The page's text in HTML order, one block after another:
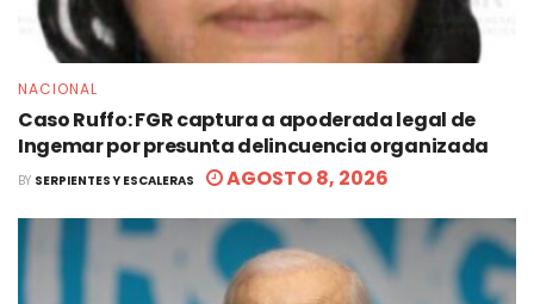
NACIONAL
Caso Ruffo: FGR captura a apoderada legal de
Ingemar por presunta delincuencia organizada
BY SERPIENTES Y ESCALERAS AGOSTO 8, 2026